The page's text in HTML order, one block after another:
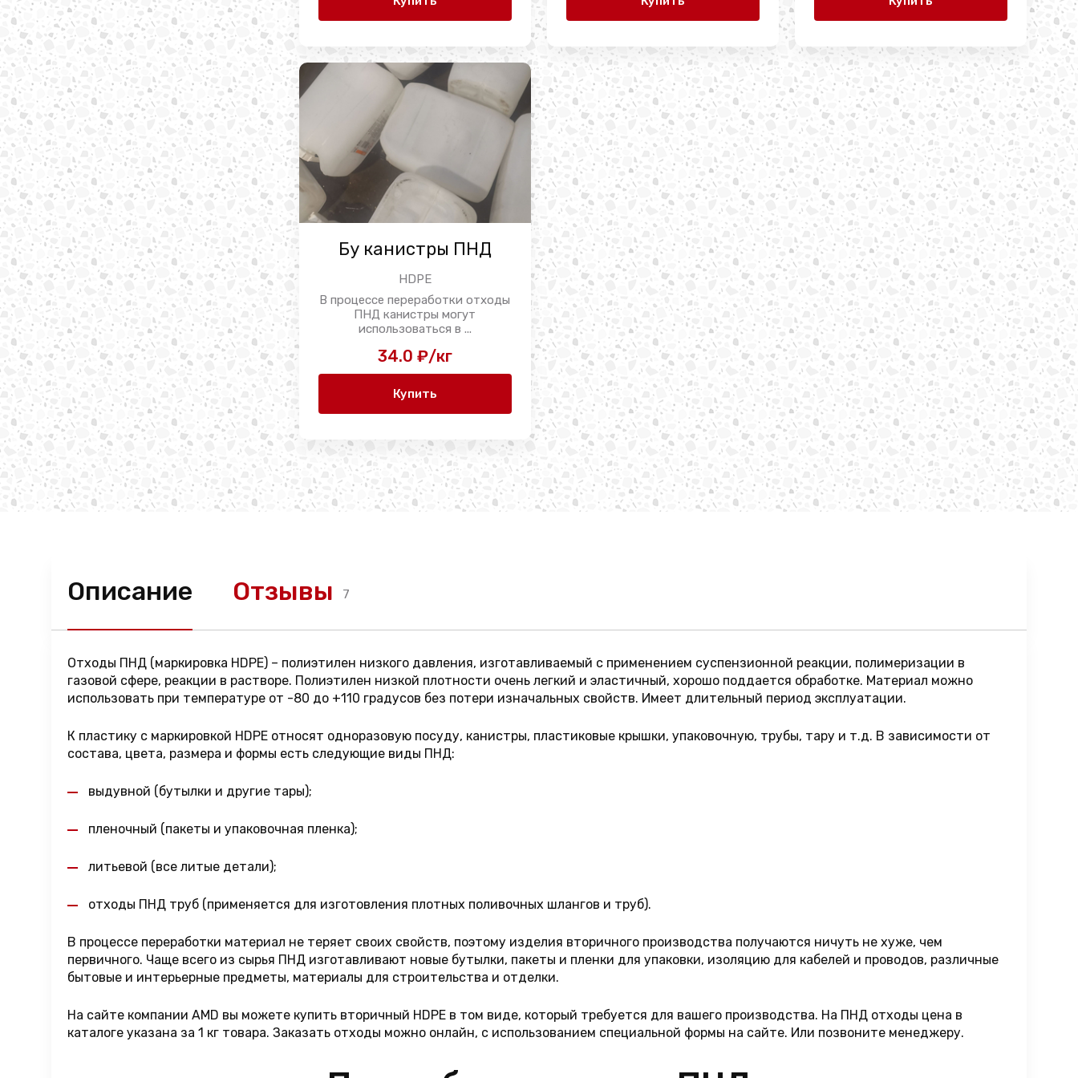
Бу канистры ПНД
HDPE
В процессе переработки отходы
ПНД канистры могут
использоваться в ...
34.0 ₽/кг
Купить
Описание Отзывы 7
Отходы ПНД (маркировка HDPE) – полиэтилен низкого давления, изготавливаемый с применением суспензионной реакции, полимеризации в
газовой сфере, реакции в растворе. Полиэтилен низкой плотности очень легкий и эластичный, хорошо поддается обработке. Материал можно
использовать при температуре от -80 до +110 градусов без потери изначальных свойств. Имеет длительный период эксплуатации.
К пластику с маркировкой HDPE относят одноразовую посуду, канистры, пластиковые крышки, упаковочную, трубы, тару и т.д. В зависимости от
состава, цвета, размера и формы есть следующие виды ПНД:
выдувной (бутылки и другие тары);
пленочный (пакеты и упаковочная пленка);
литьевой (все литые детали);
отходы ПНД труб (применяется для изготовления плотных поливочных шлангов и труб).
В процессе переработки материал не теряет своих свойств, поэтому изделия вторичного производства получаются ничуть не хуже, чем
первичного. Чаще всего из сырья ПНД изготавливают новые бутылки, пакеты и пленки для упаковки, изоляцию для кабелей и проводов, различные
бытовые и интерьерные предметы, материалы для строительства и отделки.
На сайте компании AMD вы можете купить вторичный HDPE в том виде, который требуется для вашего производства. На ПНД отходы цена в
каталоге указана за 1 кг товара. Заказать отходы можно онлайн, с использованием специальной формы на сайте. Или позвоните менеджеру.